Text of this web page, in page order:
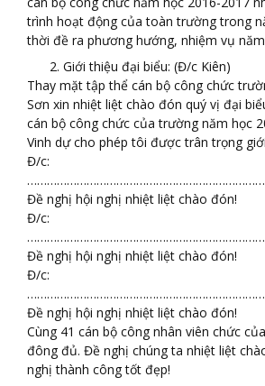
trình hoạt động của toàn trường trong
thời đề ra phương hướng, nhiệm vụ
Giới thiệu đại biểu: (Đ/c Kiên)
Thay mặt tập thể cán bộ công chức
Sơn xin nhiệt liệt chào đón quý vị đại
cán bộ công chức của trường năm học
Vinh dự cho phép tôi được trân trọng
Đ/c:
Đề nghị hội nghị nhiệt liệt chào đón!
Đ/c:
Đề nghị hội nghị nhiệt liệt chào đón!
Đ/c:
Đề nghị hội nghị nhiệt liệt chào đón!
Cùng 41 cán bộ công nhân viên chức
đông đủ. Đề nghị chúng ta nhiệt liệt
nghị thành công tốt đẹp!